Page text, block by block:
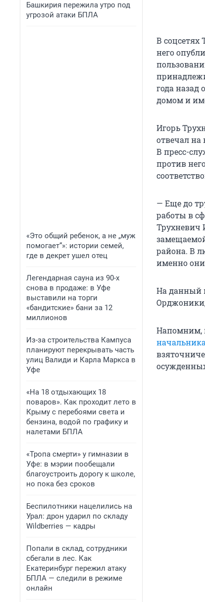
Башкирия пережила утро под
угрозой атаки БПЛА
«Это общий ребенок, а не „муж
помогает“»: истории семей,
где в декрет ушел отец
Легендарная сауна из 90-х
снова в продаже: в Уфе
выставили на торги
«бандитские» бани за 12
миллионов
Из-за строительства Кампуса
планируют перекрывать часть
улиц Валиди и Карла Маркса в
Уфе
«На 18 отдыхающих 18
поваров». Как проходит лето в
Крыму с перебоями света и
бензина, водой по графику и
налетами БПЛА
«Тропа смерти» у гимназии в
Уфе: в мэрии пообещали
благоустроить дорогу к школе,
но пока без сроков
Беспилотники нацелились на
Урал: дрон ударил по складу
Wildberries — кадры
Попали в склад, сотрудники
сбегали в лес. Как
Екатеринбург пережил атаку
БПЛА — следили в режиме
онлайн
В соцсетях
него
года назад
домом и
Игорь
отвечал на
В пресс-
против
— Еще до
работы в
Трухневич
района. В
именно
На данный
Напомним,
начальника